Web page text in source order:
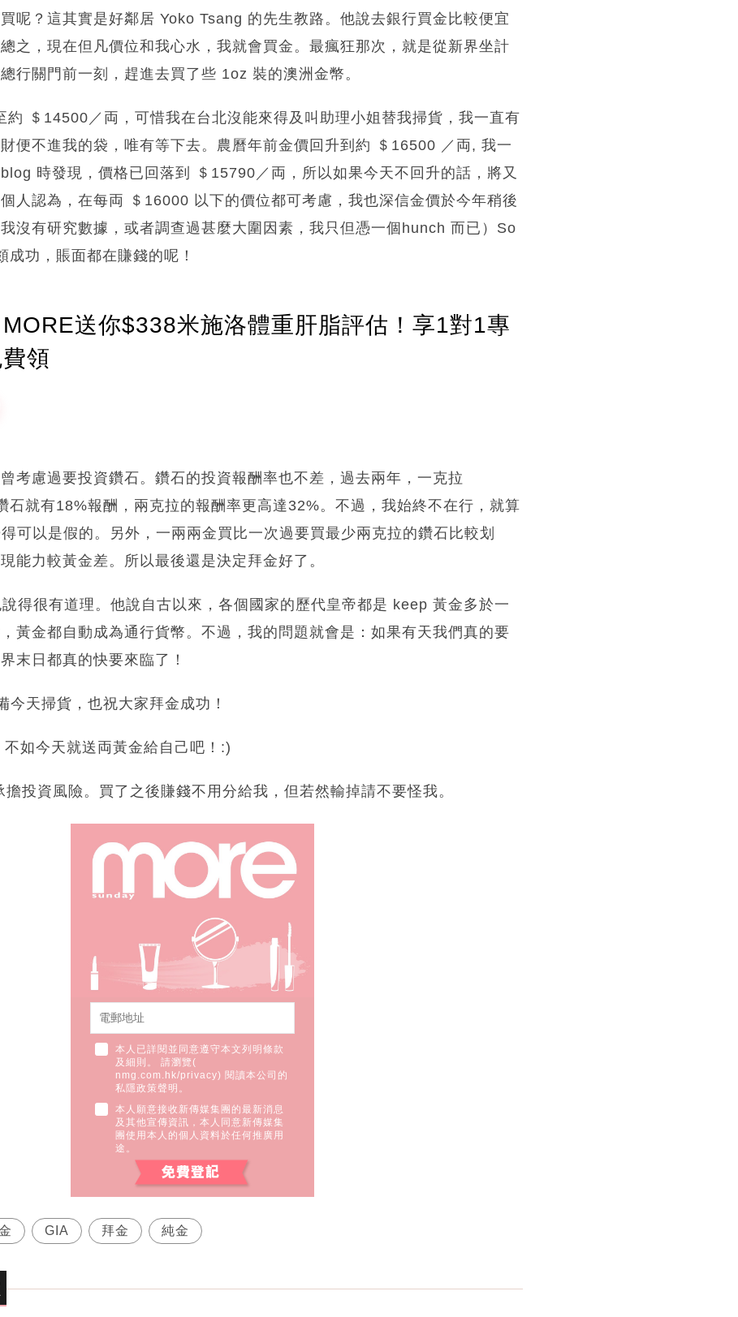
呢？這其實是好鄰居 Yoko Tsang 的先生教路。他說去銀行買金比較便宜
總之，現在但凡價位和我心水，我就會買金。最瘋狂那次，就是從新界坐計
行關門前一刻，趕進去買了些 1oz 裝的澳洲金幣。
約 ＄14500／両，可惜我在台北沒能來得及叫助理小姐替我掃貨，我一直有
便不進我的袋，唯有等下去。農曆年前金價回升到約 ＄16500 ／両, 我一
時發現，價格已回落到 ＄15790／両，所以如果今天不回升的話，將又
人認為，在每両 ＄16000 以下的價位都可考慮，我也深信金價於今年稍後
沒有研究數據，或者調查過甚麼大圍因素，我只但憑一個hunch 而已）So
功，賬面都在賺錢的呢！
MORE送你$338米施洛體重肝脂評估！享1對1專
領
考慮過要投資鑽石。鑽石的投資報酬率也不差，過去兩年，一克拉
石就有18%報酬，兩克拉的報酬率更高達32%。不過，我始終不在行，就算
可以是假的。另外，一兩兩金買比一次過要買最少兩克拉的鑽石比較划
能力較黃金差。所以最後還是決定拜金好了。
得很有道理。他說自古以來，各個國家的歷代皇帝都是 keep 黃金多於一
黃金都自動成為通行貨幣。不過，我的問題就會是：如果有天我們真的要
末日都真的快要來臨了！
今天掃貨，也祝大家拜金成功！
如今天就送両黃金給自己吧！:)
投資風險。買了之後賺錢不用分給我，但若然輸掉請不要怪我。
本人已詳閱並同意遵守本文列明條款
及細則。 請瀏覽(
nmg.com.hk/privacy) 閱讀本公司的
私隱政策聲明。
本人願意接收新傳媒集團的最新消息
及其他宣傳資訊，本人同意新傳媒集
團使用本人的個人資料於任何推廣用
途。
GIA 拜金 純金